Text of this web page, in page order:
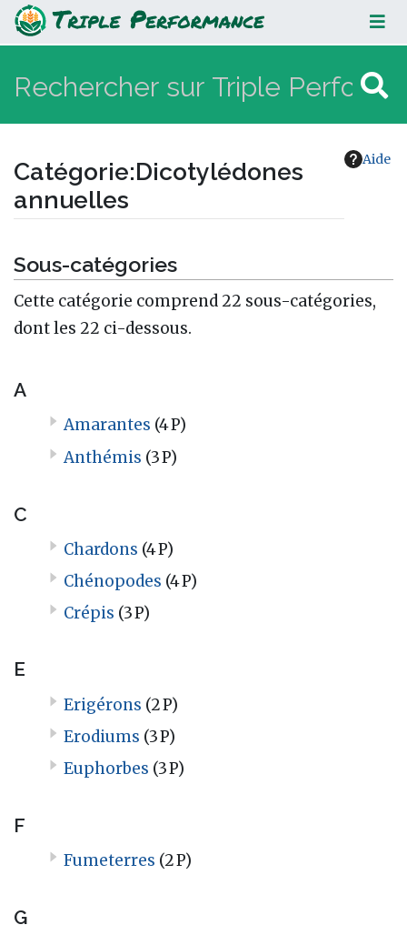
Dicotylédones annuelles
Aide
Catégorie:Dicotylédones
annuelles
Sous-catégories
Cette catégorie comprend 22 sous-catégories,
dont les 22 ci-dessous.
A
Amarantes (4 P)
Anthémis (3 P)
C
Chardons (4 P)
Chénopodes (4 P)
Crépis (3 P)
E
Erigérons (2 P)
Erodiums (3 P)
Euphorbes (3 P)
F
Fumeterres (2 P)
G